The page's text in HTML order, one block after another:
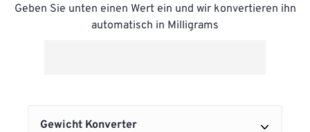
Geben Sie unten einen Wert ein und wir konvertieren ihn
automatisch in Milligrams